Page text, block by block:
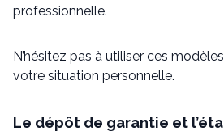
professionnelle.
N’hésitez pas à utiliser ces
votre situation personnelle.
Le dépôt de garantie et